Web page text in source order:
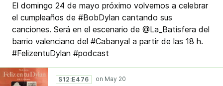
El domingo 24 de mayo próximo volvemos a celebrar
el cumpleaños de #BobDylan cantando sus
canciones. Será en el escenario de @La_Batisfera del
barrio valenciano del #Cabanyal a partir de las 18 h.
#FelizentuDylan #podcast
S12:E476